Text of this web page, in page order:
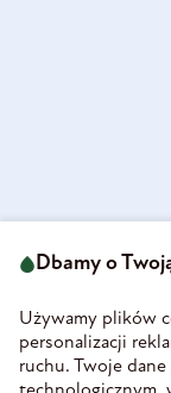
58-160 Świebodzice
REGON 890213034
INFORMACJE
Dbamy o
Używamy plików
personalizacji
ruchu. Twoje